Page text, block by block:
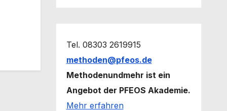
Tel. 08303 2619915
methoden@pfeos.de
Methodenundmehr ist ein
Angebot der PFEOS Akademie.
Mehr erfahren